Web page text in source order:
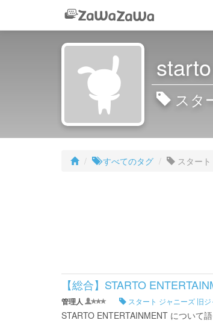
starto
スタ
すべてのタグ スター
【総合】STARTO
管理人 スタート ジャニーズ 旧
STARTO ENTERTAINMENT について